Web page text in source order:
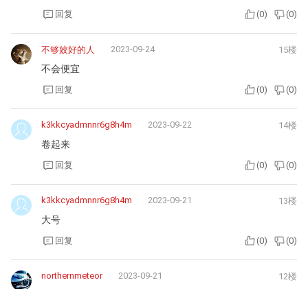
回复 (0) (0)
不够姣好的人 2023-09-24 15楼
不会便宜
回复 (0) (0)
k3kkcyadmnnr6g8h4m 2023-09-22 14楼
卷起来
回复 (0) (0)
k3kkcyadmnnr6g8h4m 2023-09-21 13楼
大号
回复 (0) (0)
northernmeteor 2023-09-21 12楼